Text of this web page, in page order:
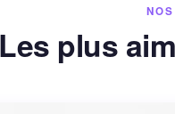
Les plus